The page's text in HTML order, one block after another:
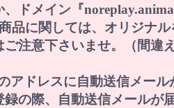
ドメイン『
に関しては、オリジナ
注意下さいませ。（間違
アドレスに自動送信メー
の際、自動送信メール